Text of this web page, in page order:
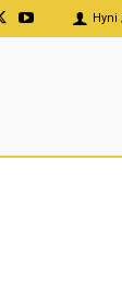
Hyni